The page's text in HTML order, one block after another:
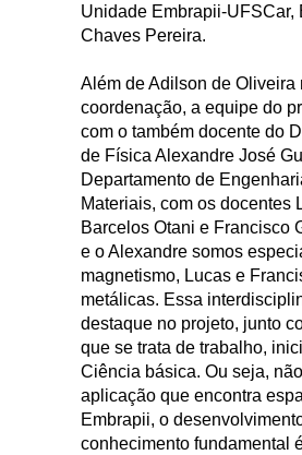
Unidade Embrapii-UFSCar,
Chaves Pereira.
Além de Adilson de Oliveira
coordenação, a equipe do
com o também docente do
de Física Alexandre José
Departamento de
Materiais, com os docentes
Barcelos Otani e Francisco
e o Alexandre somos
magnetismo, Lucas e
metálicas. Essa
destaque no projeto, junto
que se trata de trabalho,
Ciência básica. Ou seja,
aplicação que encontra
Embrapii, o
conhecimento fundamental